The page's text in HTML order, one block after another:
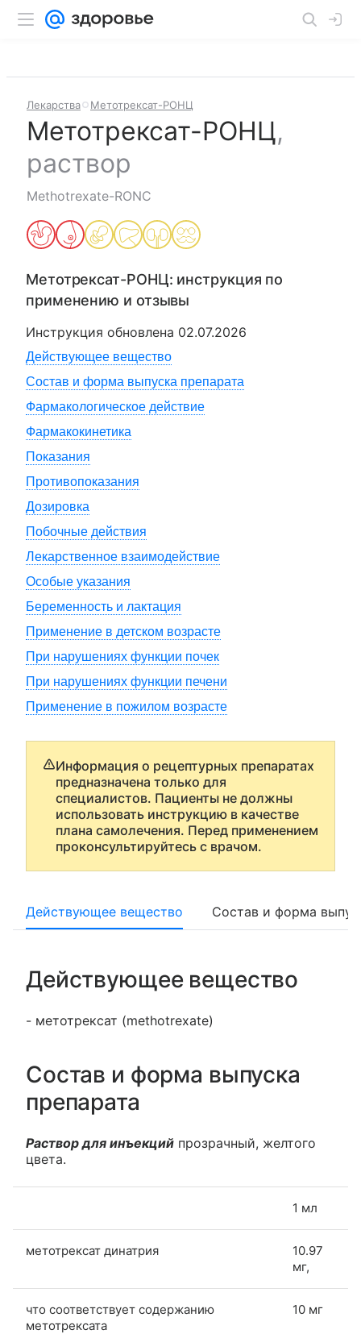
Лекарства Метотрексат-РОНЦ
Метотрексат-РОНЦ,
раствор
Methotrexate-RONC
Метотрексат-РОНЦ: инструкция по
применению и отзывы
Инструкция обновлена 02.07.2026
Действующее вещество
Состав и форма выпуска препарата
Фармакологическое действие
Фармакокинетика
Показания
Противопоказания
Дозировка
Побочные действия
Лекарственное взаимодействие
Особые указания
Беременность и лактация
Применение в детском возрасте
При нарушениях функции почек
При нарушениях функции печени
Применение в пожилом возрасте
Информация о рецептурных препаратах
предназначена только для
специалистов. Пациенты не должны
использовать инструкцию в качестве
плана самолечения. Перед применением
проконсультируйтесь с врачом.
Действующее вещество Состав и форма
Действующее вещество
- метотрексат (methotrexate)
Состав и форма выпуска
препарата
Раствор для инъекций прозрачный, желтого
цвета.
1 мл
метотрексат динатрия
10.97
мг,
что соответствует содержанию
метотрексата
10 мг